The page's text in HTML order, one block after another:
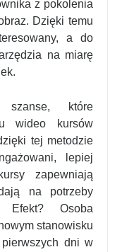
z pokolenia
Dzięki temu
a do
na miarę
szanse, które
wideo kursów
tej metodzie
lepiej
zapewniają
na potrzeby
Efekt? Osoba
stanowisku
dni w